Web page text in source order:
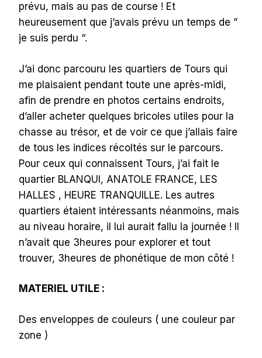
prévu, mais au pas de course ! Et
heureusement que j’avais prévu un temps de ”
je suis perdu “.
J’ai donc parcouru les quartiers de Tours qui
me plaisaient pendant toute une après-midi,
afin de prendre en photos certains endroits,
d’aller acheter quelques bricoles utiles pour la
chasse au trésor, et de voir ce que j’allais faire
de tous les indices récoltés sur le parcours.
Pour ceux qui connaissent Tours, j’ai fait le
quartier BLANQUI, ANATOLE FRANCE, LES
HALLES , HEURE TRANQUILLE. Les autres
quartiers étaient intéressants néanmoins, mais
au niveau horaire, il lui aurait fallu la journée ! Il
n’avait que 3heures pour explorer et tout
trouver, 3heures de phonétique de mon côté !
MATERIEL UTILE :
Des enveloppes de couleurs ( une couleur par
zone )